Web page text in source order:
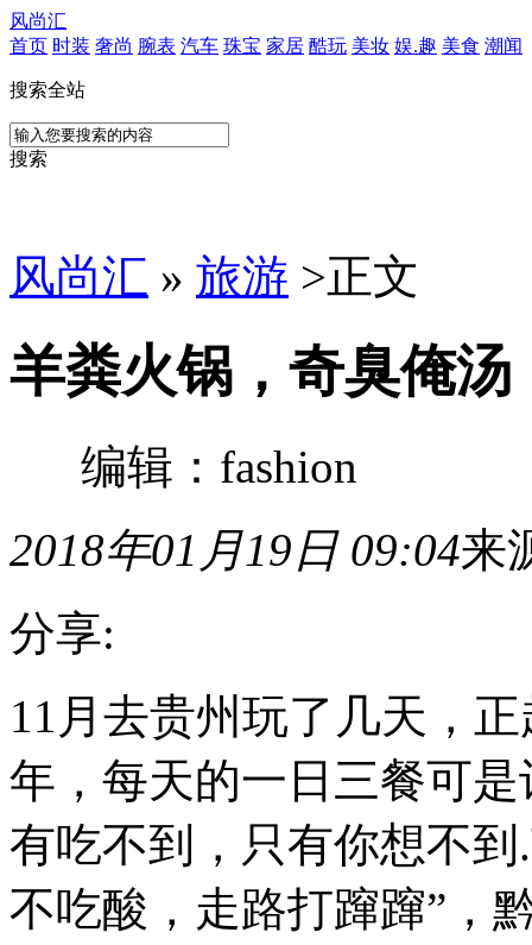
风尚汇
首页 时装 奢尚 腕表 汽车 珠宝 家居 酷玩 美妆 娱.趣 美食 潮闻
搜索全站
搜索
风尚汇 » 旅游 >正文
羊粪火锅，奇臭俺
编辑：fashion
2018年01月19日 09:04来
分享:
贵
州
了
几
天，
正
11月去贵州玩了几天，
年，每天的一日三餐可
有吃不到，只有你想不到.
不吃酸，走路打蹿蹿”，